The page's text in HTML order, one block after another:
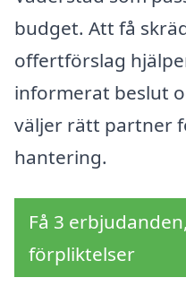
budget. Att få
offertförslag
informerat beslut
väljer rätt partner
hantering.
Få 3
förpliktelser